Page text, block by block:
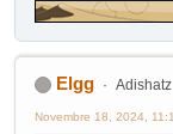
Elgg Adishatz
Novembre 18, 2024,